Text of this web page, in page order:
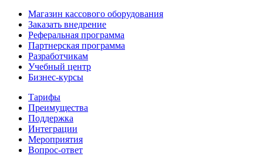
Магазин кассового оборудования
Заказать внедрение
Реферальная программа
Партнерская программа
Разработчикам
Учебный центр
Бизнес‑курсы
Тарифы
Преимущества
Поддержка
Интеграции
Мероприятия
Вопрос-ответ